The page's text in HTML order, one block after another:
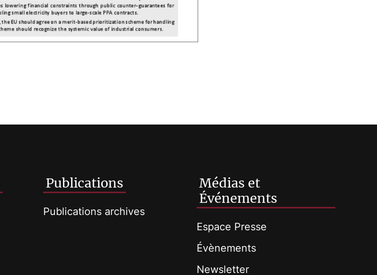
Publications
Publications archives
Médias et
Événements
Espace Presse
Évènements
Newsletter